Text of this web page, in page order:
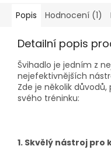
Popis Hodnocení (1)
Detailní popis
Švihadlo je jedním z
nejefektivnějších
Zde je několik
svého tréninku:
1. Skvělý nástroj